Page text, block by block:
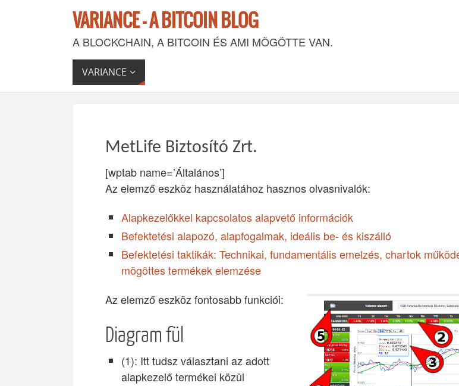
VARIANCE - A BITCOIN BLOG
A BLOCKCHAIN, A BITCOIN ÉS AMI MÖGÖTTE VAN.
VARIANCE
MetLife Biztosító Zrt.
[wptab name=’Általános’]
Az elemző eszköz használatához hasznos olvasnivalók:
Alapkezelőkkel kapcsolatos alapvető információk
Befektetési alapozó, alapfogalmak, ideális be- és kiszálló
Befektetési taktikák: Technikai, fundamentális emelzés, chartok
mögöttes termékek elemzése
Az elemző eszköz fontosabb funkciói:
Diagram fül
(1): Itt tudsz választani az adott
alapkezelő termékei közül